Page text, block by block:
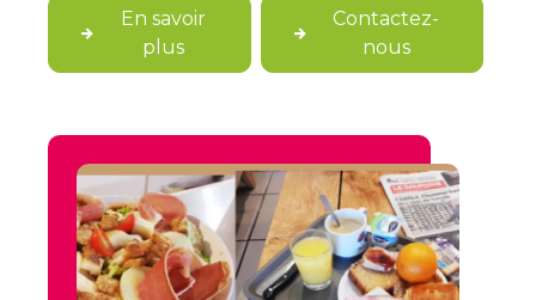
En savoir
plus
Contactez-
nous